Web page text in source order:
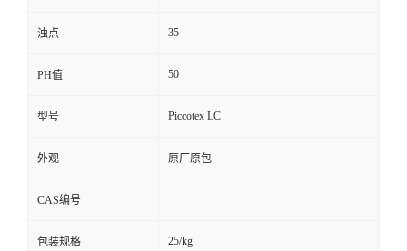
浊点 35
PH值 50
型号 Piccotex LC
外观 原厂原包
CAS编号
包装规格 25/kg